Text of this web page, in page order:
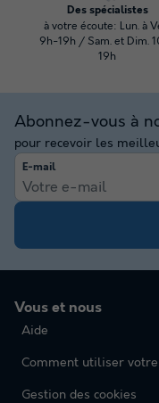
Des spécialistes
à votre écoute: Lun. à
9h-19h / Sam. et Dim.
19h
Abonnez-vous à
pour recevoir les
E-mail
Vous et nous
Aide
Comment utiliser
Gestion des cookies